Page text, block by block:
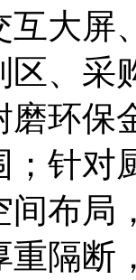
互大屏
区、采
磨环保
；针对
间布局
重隔断